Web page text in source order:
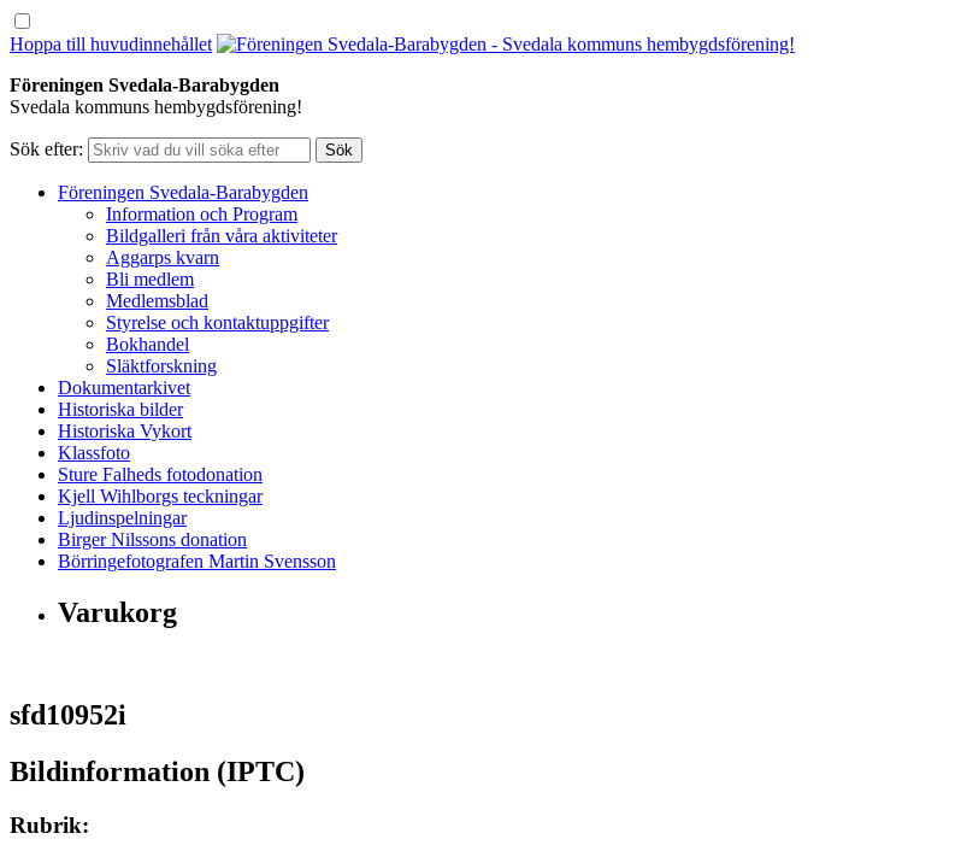
Hoppa till huvudinnehållet
Föreningen Svedala-Barabygden
Svedala kommuns hembygdsförening!
Sök efter:
Föreningen Svedala-Barabygden
Information och Program
Bildgalleri från våra aktiviteter
Aggarps kvarn
Bli medlem
Medlemsblad
Styrelse och kontaktuppgifter
Bokhandel
Släktforskning
Dokumentarkivet
Historiska bilder
Historiska Vykort
Klassfoto
Sture Falheds fotodonation
Kjell Wihlborgs teckningar
Ljudinspelningar
Birger Nilssons donation
Börringefotografen Martin Svensson
Varukorg
sfd10952i
Bildinformation (IPTC)
Rubrik: